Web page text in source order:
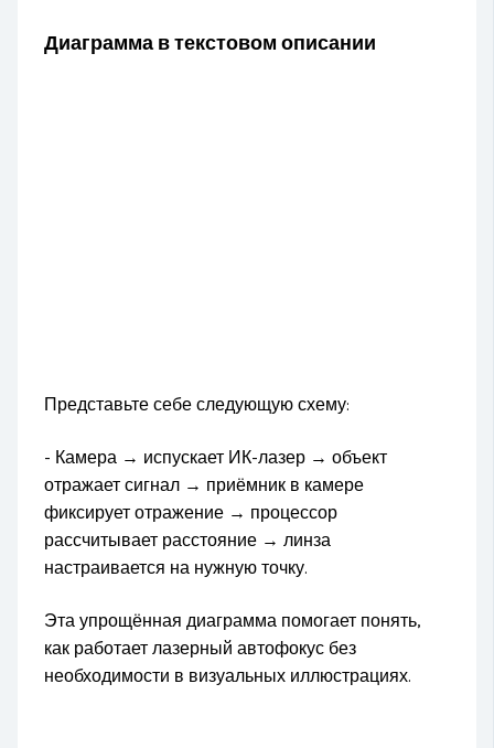
Диаграмма в текстовом описании
Представьте себе следующую схему:
- Камера → испускает ИК-лазер → объект
отражает сигнал → приёмник в камере
фиксирует отражение → процессор
рассчитывает расстояние → линза
настраивается на нужную точку.
Эта упрощённая диаграмма помогает понять,
как работает лазерный автофокус без
необходимости в визуальных иллюстрациях.